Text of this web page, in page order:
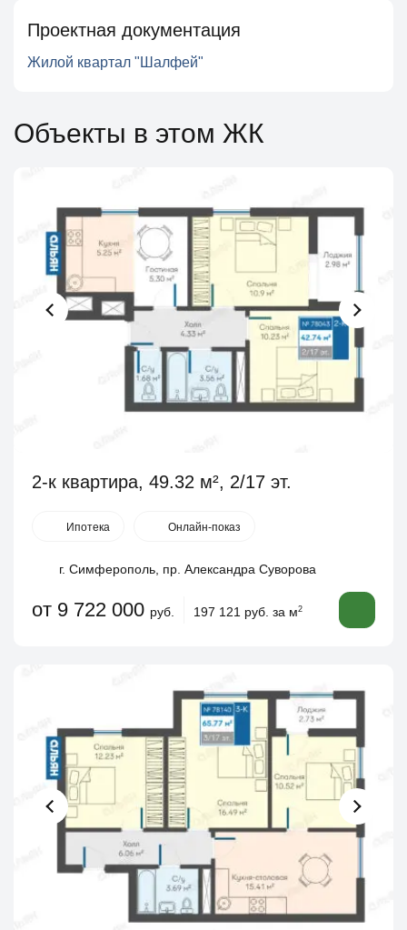
Проектная документация
Жилой квартал "Шалфей"
Объекты в этом ЖК
2-к квартира, 49.32 м², 2/17 эт.
Ипотека Онлайн-показ
г. Симферополь, пр. Александра Суворова
от 9 722 000 руб. 197 121 руб. за м2